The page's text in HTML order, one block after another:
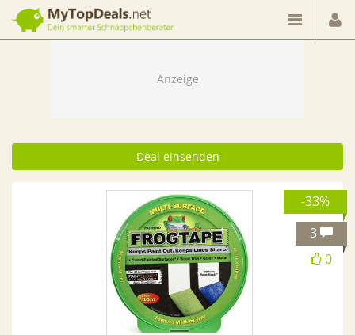
Dein smarter Schnäppchenberater
Deal einsenden
-33%
0
3